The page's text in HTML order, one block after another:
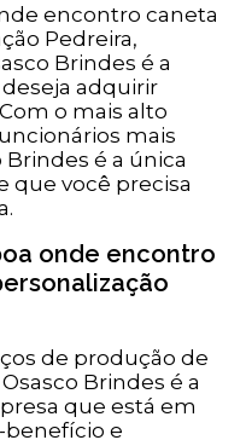
encontro caneta
Pedreira,
Brindes é a
adquirir
o mais alto
mais
é a única
que você precisa
onde encontro
de produção de
Brindes é a
que está em
e